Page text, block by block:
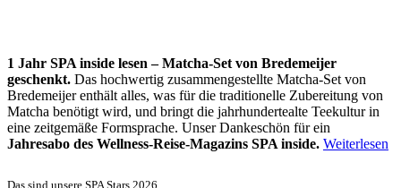
1 Jahr SPA inside lesen – Matcha-Set von Bredemeijer
geschenkt. Das hochwertig zusammengestellte Matcha-Set von
Bredemeijer enthält alles, was für die traditionelle Zubereitung von
Matcha benötigt wird, und bringt die jahrhundertealte Teekultur in
eine zeitgemäße Formsprache. Unser Dankeschön für ein
Jahresabo des Wellness-Reise-Magazins SPA inside. Weiterlesen
Das sind unsere SPA Stars 2026